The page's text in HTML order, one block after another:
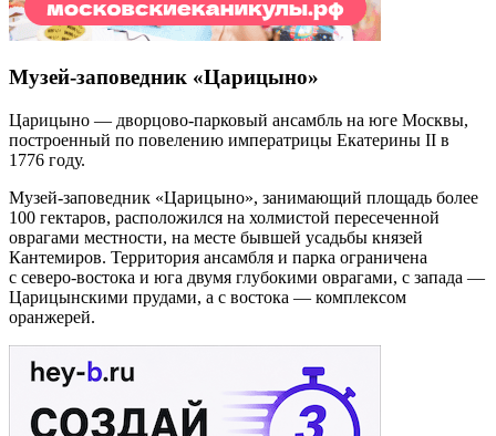
Музей-заповедник «Царицыно»
Царицыно — дворцово-парковый ансамбль на юге Москвы,
построенный по повелению императрицы Екатерины II в
1776 году.
Музей-заповедник «Царицыно», занимающий площадь более
100 гектаров, расположился на холмистой пересеченной
оврагами местности, на месте бывшей усадьбы князей
Кантемиров. Территория ансамбля и парка ограничена
с северо-востока и юга двумя глубокими оврагами, с запада —
Царицынскими прудами, а с востока — комплексом
оранжерей.